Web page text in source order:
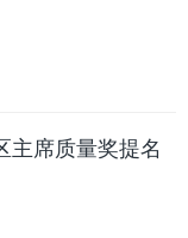
主席质量奖提名